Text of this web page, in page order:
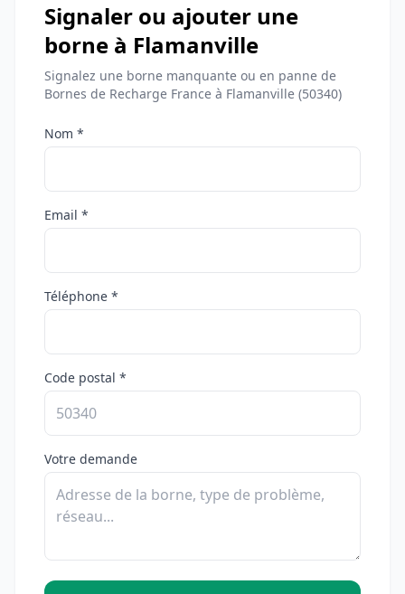
Signaler ou ajouter une
borne à Flamanville
Signalez une borne manquante ou en panne de
Bornes de Recharge France à Flamanville (50340)
Nom *
Email *
Téléphone *
Code postal *
Votre demande